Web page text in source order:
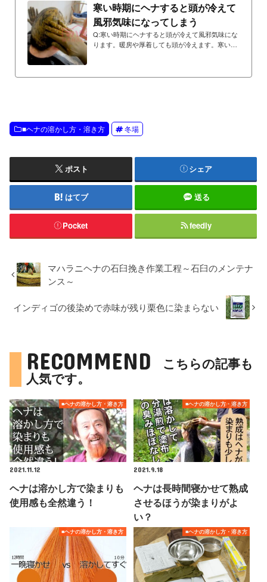
寒い時期にヘナすると頭が冷えて
風邪気味になってしまう
Q:寒い時期にヘナすると頭が冷えて風邪気味にな
ります。暖房や厚着しても頭が冷えます。寒い時
が、コツは……１）６０度～７０度程度のやや熱
間、１５分～３０分の間にヘナペーストが冷えな
いようにします。２）ホカホカの状態で髪に塗布
■ヘナの溶かし方・溶き方 冬場
ポスト シェア
はてブ 送る
Pocket feedly
マハラニヘナの石臼挽き作業工程～石臼のメンテナ
ンス～
インディゴの後染めで赤味が残り栗色に染まらない
RECOMMEND
こちらの記事も
人気です。
■ヘナの溶かし方・溶き方
2021.11.12
ヘナは溶かし方で染まりも
使用感も全然違う！
■ヘナの溶かし方・溶き方
2021.9.18
ヘナは長時間寝かせて熟成
させるほうが染まりがよ
い？
■ヘナの溶かし方・溶き方 ■ヘナの溶かし方・溶き方